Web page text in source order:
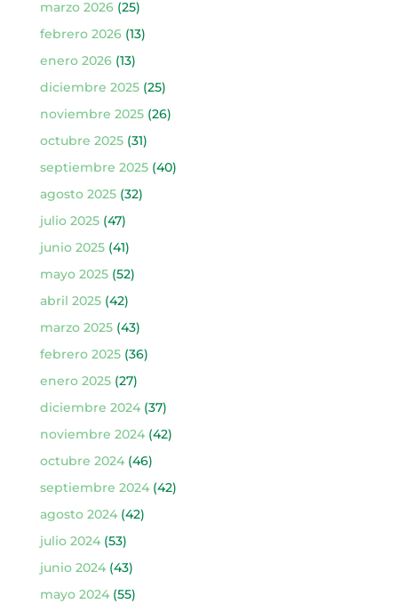
marzo 2026(25)
febrero 2026(13)
enero 2026(13)
diciembre 2025(25)
noviembre 2025(26)
octubre 2025(31)
septiembre 2025(40)
agosto 2025(32)
julio 2025(47)
junio 2025(41)
mayo 2025(52)
abril 2025(42)
marzo 2025(43)
febrero 2025(36)
enero 2025(27)
diciembre 2024(37)
noviembre 2024(42)
octubre 2024(46)
septiembre 2024(42)
agosto 2024(42)
julio 2024(53)
junio 2024(43)
mayo 2024(55)